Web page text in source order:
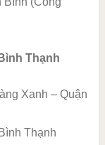
Thạnh
Xanh – Quận
Thạnh